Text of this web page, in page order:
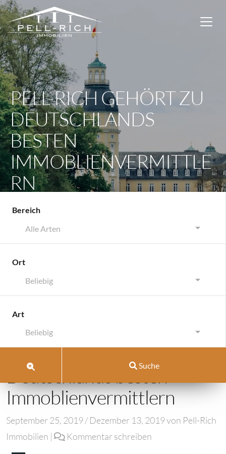
PELL-RICH GEHÖRT ZU
DEUTSCHLANDS
BESTEN
IMMOBLIENVERMITTLE
RN
Bereich
Alle Arten
Ort
Beliebig
Art
Beliebig
Suche
Über Pell-Rich Immobilien Pell-Rich
Über Pell-Rich Immobilien
Pell-Rich gehört zu
Deutschlands besten
Immoblienvermittlern
September 25, 2019/ Dezember 13, 2019von Pell-Rich
Immobilien | Kommentar schreiben